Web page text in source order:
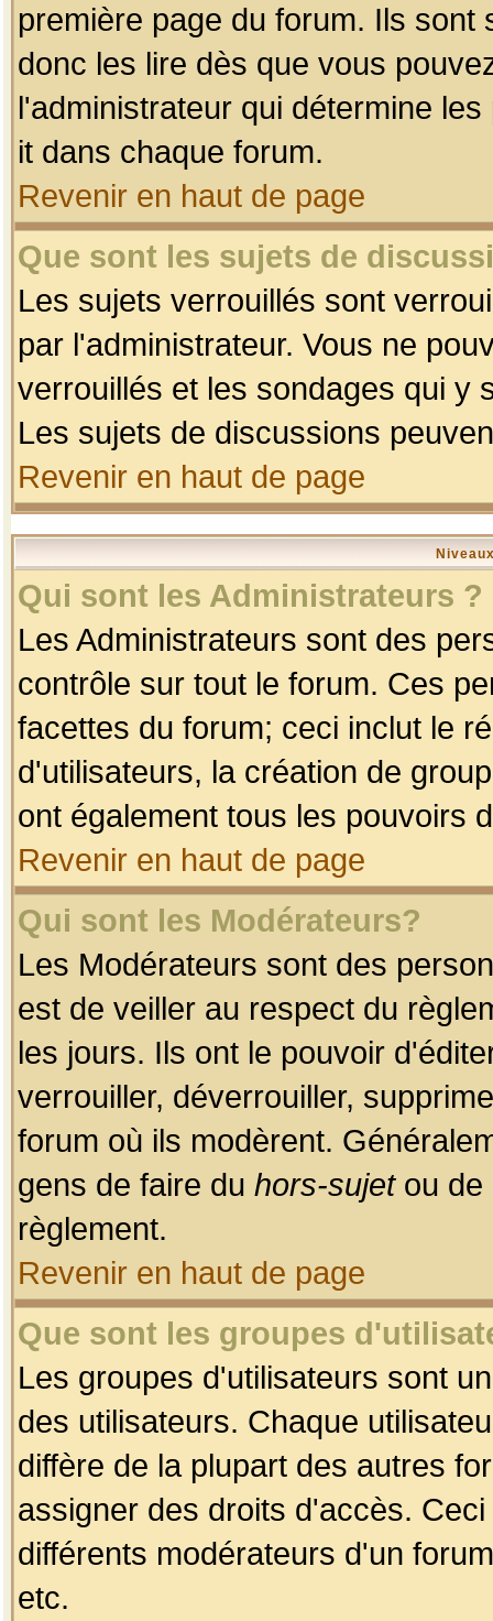
première page du forum. Ils
donc les lire dès que vous
l'administrateur qui détermine
it dans chaque forum.
Revenir en haut de page
Que sont les sujets de
Les sujets verrouillés sont
par l'administrateur. Vous ne
verrouillés et les sondages qui y
Les sujets de discussions
Revenir en haut de page
Qui sont les Administrateurs ?
Les Administrateurs sont des
contrôle sur tout le forum. Ces
facettes du forum; ceci inclut le
d'utilisateurs, la création de
ont également tous les pouvoirs
Revenir en haut de page
Qui sont les Modérateurs?
Les Modérateurs sont des
est de veiller au respect du
les jours. Ils ont le pouvoir
verrouiller, déverrouiller,
forum où ils modèrent.
gens de faire du hors-sujetou de
règlement.
Revenir en haut de page
Que sont les groupes
Les groupes d'utilisateurs sont
des utilisateurs. Chaque
diffère de la plupart des autres
assigner des droits d'accès.
différents modérateurs d'un
etc.